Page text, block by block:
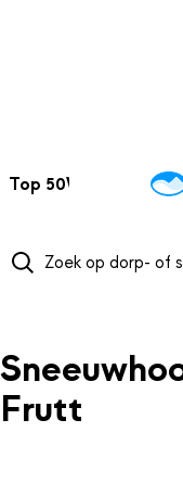
Top 50Webcams
Frutt